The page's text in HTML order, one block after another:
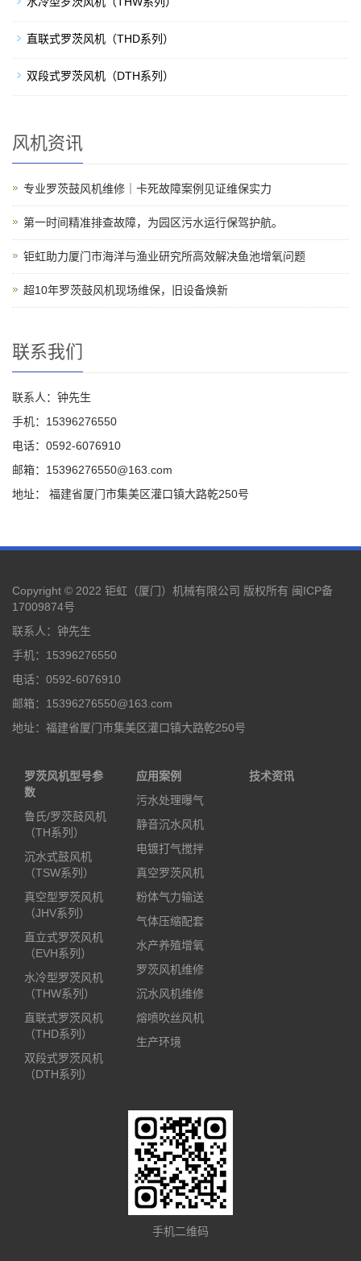
直联式罗茨风机（THD系列）
双段式罗茨风机（DTH系列）
风机资讯
专业罗茨鼓风机维修｜卡死故障案例见证维保实力
第一时间精准排查故障，为园区污水运行保驾护航。
钜虹助力厦门市海洋与渔业研究所高效解决鱼池增氧问题
超10年罗茨鼓风机现场维保，旧设备焕新
联系我们
联系人：钟先生
手机：15396276550
电话：0592-6076910
邮箱：15396276550@163.com
地址： 福建省厦门市集美区灌口镇大路乾250号
Copyright © 2022 钜虹（厦门）机械有限公司 版权所有 闽ICP备
17009874号
联系人：钟先生
手机：15396276550
电话：0592-6076910
邮箱：15396276550@163.com
地址：福建省厦门市集美区灌口镇大路乾250号
罗茨风机型号参
数
鲁氏/罗茨鼓风机
（TH系列）
沉水式鼓风机
（TSW系列）
真空型罗茨风机
（JHV系列）
直立式罗茨风机
（EVH系列）
水冷型罗茨风机
（THW系列）
直联式罗茨风机
（THD系列）
双段式罗茨风机
（DTH系列）
应用案例
污水处理曝气
静音沉水风机
电镀打气搅拌
真空罗茨风机
粉体气力输送
气体压缩配套
水产养殖增氧
罗茨风机维修
沉水风机维修
熔喷吹丝风机
生产环境
技术资讯
手机二维码